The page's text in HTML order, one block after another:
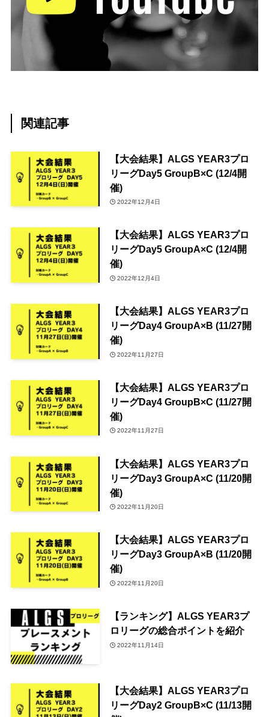
関連記事
【大会結果】ALGS YEAR3プロ
リーグDay5 GroupB×C (12/4開
催)
2022年12月4日
【大会結果】ALGS YEAR3プロ
リーグDay5 GroupA×C (12/4開
催)
2022年12月4日
【大会結果】ALGS YEAR3プロ
リーグDay4 GroupA×B (11/27開
催)
2022年11月27日
【大会結果】ALGS YEAR3プロ
リーグDay4 GroupB×C (11/27開
催)
2022年11月27日
【大会結果】ALGS YEAR3プロ
リーグDay3 GroupA×C (11/20開
催)
2022年11月20日
【大会結果】ALGS YEAR3プロ
リーグDay3 GroupA×B (11/20開
催)
2022年11月20日
【ランキング】ALGS YEAR3プ
ロリーグの総合ポイントを紹介
2022年11月14日
【大会結果】ALGS YEAR3プロ
リーグDay2 GroupB×C (11/13開